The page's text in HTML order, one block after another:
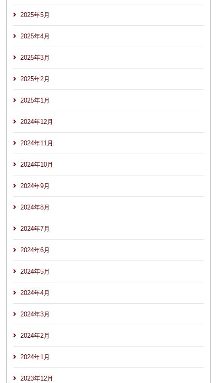
2025年5月
2025年4月
2025年3月
2025年2月
2025年1月
2024年12月
2024年11月
2024年10月
2024年9月
2024年8月
2024年7月
2024年6月
2024年5月
2024年4月
2024年3月
2024年2月
2024年1月
2023年12月